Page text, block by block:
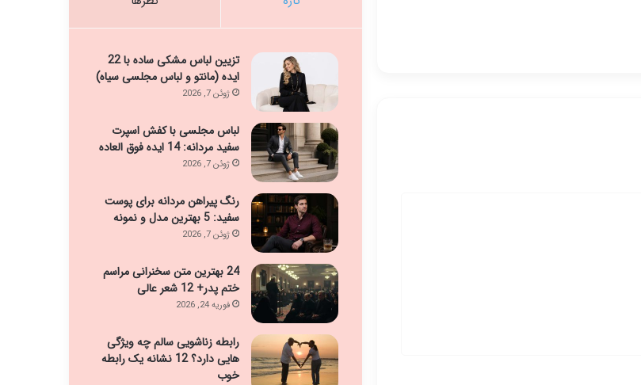
تزیین لباس مشکی ساده با 22
ایده (مانتو و لباس مجلسی سیاه)
ژوئن 7, 2026
لباس مجلسی با کفش اسپرت
سفید مردانه: 14 ایده فوق العاده
ژوئن 7, 2026
رنگ پیراهن مردانه برای پوست
سفید: 5 بهترین مدل و نمونه
ژوئن 7, 2026
24 بهترین متن سخنرانی مراسم
ختم پدر+ 12 شعر عالی
فوریه 24, 2026
رابطه زناشویی سالم چه ویژگی
هایی دارد؟ 12 نشانه یک رابطه
خوب